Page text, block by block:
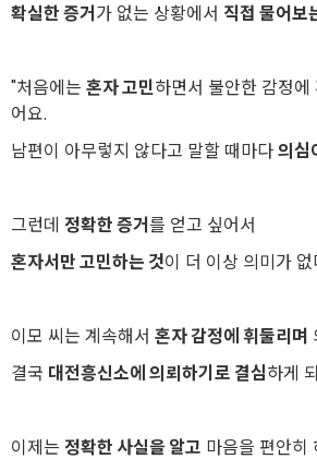
확실한 증거가 없는 상황에서 직접 물어보
"처음에는 혼자 고민하면서 불안한 감정
어요.
남편이 아무렇지 않다고 말할 때마다의심
그런데 정확한 증거를 얻고 싶어서
혼자서만 고민하는 것이 더 이상 의미가
이모 씨는 계속해서 혼자 감정에 휘둘리며
결국 대전흥신소에 의뢰하기로 결심하게
이제는 정확한 사실을 알고 마음을 편안히